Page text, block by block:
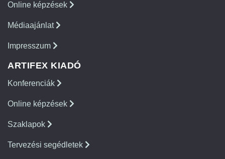
Online képzések
Médiaajánlat
Impresszum
ARTIFEX KIADÓ
Konferenciák
Online képzések
Szaklapok
Tervezési segédletek